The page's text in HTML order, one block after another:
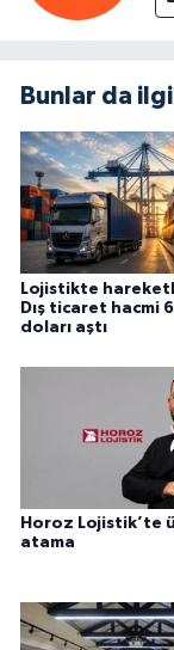
Bunlar da
Lojistikte
Dış ticaret hacmi
doları aştı
Horoz Lojistik’te
atama